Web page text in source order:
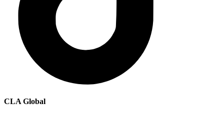
CLA Global